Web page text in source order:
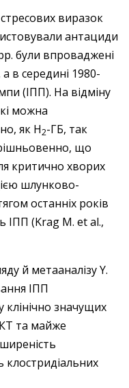
виразок
антациди
були впроваджені
а в середині 1980-
(ІПП). На відміну
можна
як H2-ГБ, так
що
критично хворих
шлунково-
останніх років
ІПП (Krag M. et al.,
й метааналізу Y.
ІПП
значущих
та майже
клостридіальних